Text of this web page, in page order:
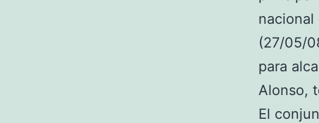
(27/05/
para
Alonso,
El